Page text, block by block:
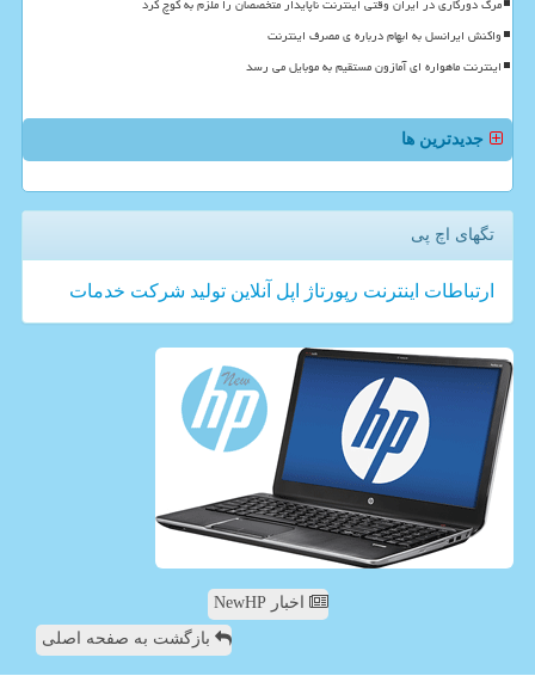
مرگ دورکاری در ایران وقتی اینترنت ناپایدار متخصصان را ملزم به کوچ کرد
واکنش ایرانسل به ابهام درباره ی مصرف اینترنت
اینترنت ماهواره ای آمازون مستقیم به موبایل می رسد
جدیدترین ها
تگهای اچ پی
ارتباطات اینترنت رپورتاژ اپل آنلاین تولید شركت خدمات
اخبار NewHP
بازگشت به صفحه اصلی